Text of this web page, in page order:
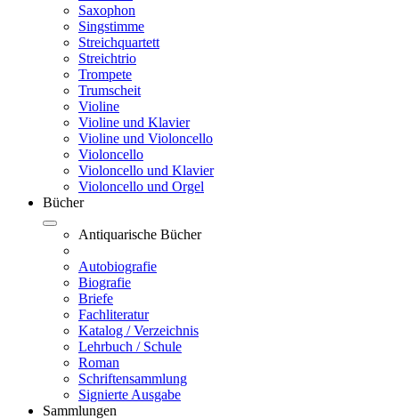
Saxophon
Singstimme
Streichquartett
Streichtrio
Trompete
Trumscheit
Violine
Violine und Klavier
Violine und Violoncello
Violoncello
Violoncello und Klavier
Violoncello und Orgel
Bücher
Antiquarische Bücher
Autobiografie
Biografie
Briefe
Fachliteratur
Katalog / Verzeichnis
Lehrbuch / Schule
Roman
Schriftensammlung
Signierte Ausgabe
Sammlungen